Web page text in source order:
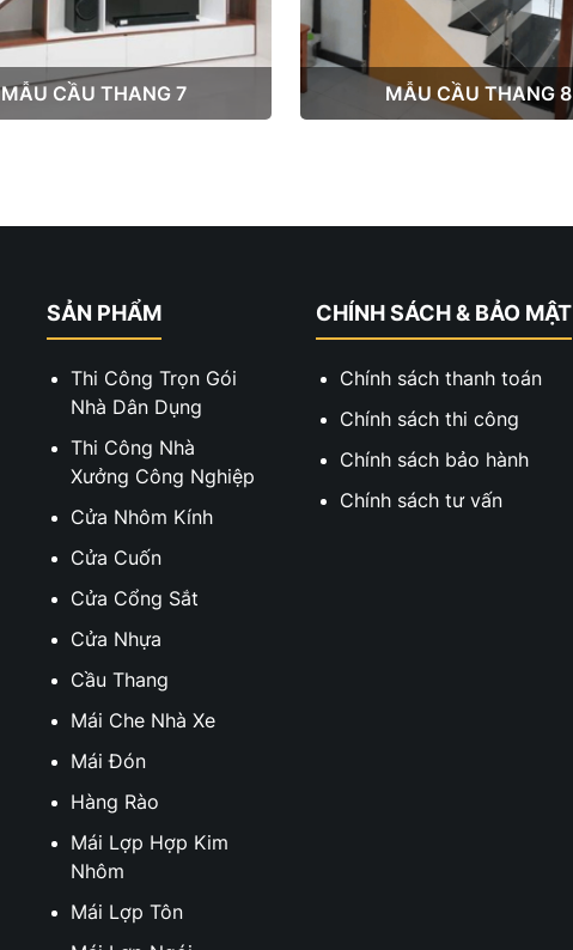
MẪU CẦU THANG 7 MẪU CẦU THANG 8
SẢN PHẨM
Thi Công Trọn Gói
Nhà Dân Dụng
Thi Công Nhà
Xưởng Công Nghiệp
Cửa Nhôm Kính
Cửa Cuốn
Cửa Cổng Sắt
Cửa Nhựa
Cầu Thang
Mái Che Nhà Xe
Mái Đón
Hàng Rào
Mái Lợp Hợp Kim
Nhôm
Mái Lợp Tôn
CHÍNH SÁCH & BẢO MẬT
Chính sách thanh toán
Chính sách thi công
Chính sách bảo hành
Chính sách tư vấn